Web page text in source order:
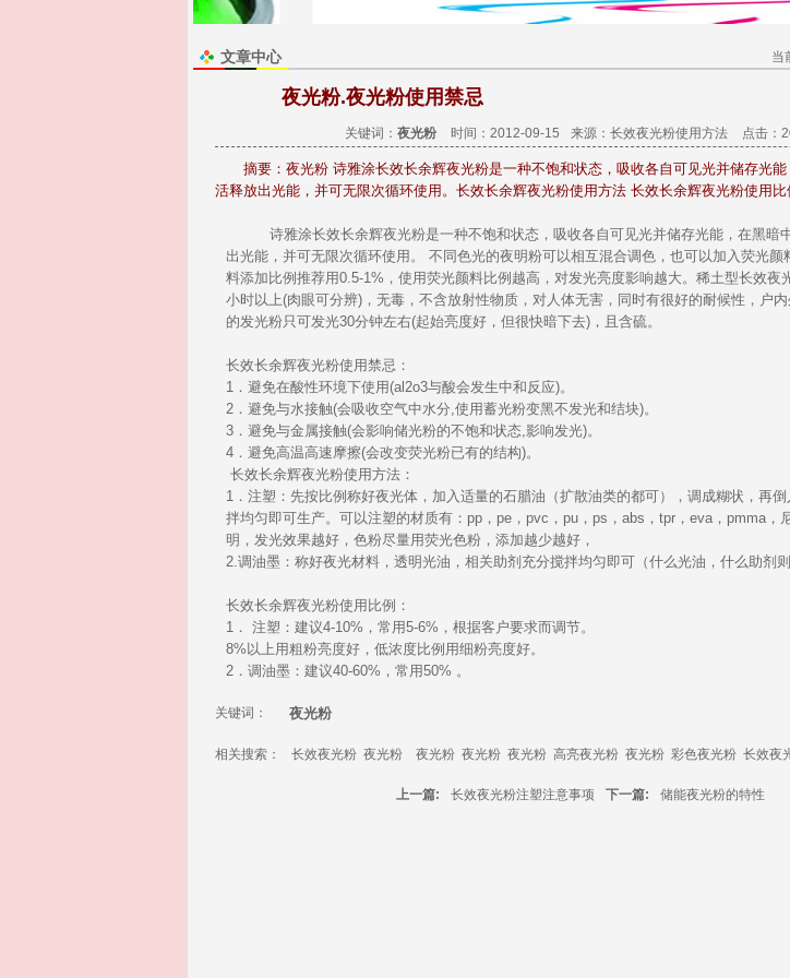
文章中心 当
夜光粉.夜光粉使用禁忌
关键词： 夜光粉 时间：2012-09-15 来源： 长效夜光粉使用方法 点击：
摘要： 夜光粉 诗雅涂长效长余辉夜光粉是一种不饱和状态，吸收各自可见光并储存光
活释放出光能，并可无限次循环使用。长效长余辉夜光粉使用方法 长效长余辉夜光粉使用比
诗雅涂长效长余辉夜光粉是一种不饱和状态，吸收各自可见光并储存光能，在黑暗
出光能，并可无限次循环使用。 不同色光的夜明粉可以相互混合调色，也可以加入荧光颜
料添加比例推荐用0.5-1%，使用荧光颜料比例越高，对发光亮度影响越大。稀土型长效夜
小时以上(肉眼可分辨)，无毒，不含放射性物质，对人体无害 ，同时有很好的耐候性，户
的发光粉只可发光30分钟左右(起始亮度好，但很快暗下去)，且含硫。
长效长余辉夜光粉使用禁忌 ：
1．避免在酸性环境下使用(al2o3与酸会发生中和反应)。
2．避免与水接触(会吸收空气中水分,使用蓄光粉变黑不发光和结块)。
3．避免与金属接触(会影响储光粉的不饱和状态,影响发光)。
4．避免高温高速摩擦(会改变荧光粉已有的结构)。
长效长余辉夜光粉使用方法 ：
1．注塑：先按比例称好夜光体，加入适量的石腊油（扩散油类的都可），调成糊状，再
拌均匀即可生产。可以注塑的材质有：pp，pe，pvc，pu，ps，abs，tpr，eva，pmma，
明，发光效果越好，色粉尽量用荧光色粉，添加越少越好，
2.调油墨：称好夜光材料 ，透明光油，相关助剂充分搅拌均匀即可（什么光油，什么助剂则
长效长余辉夜光粉使用比例：
1． 注塑：建议4-10%，常用5-6%，根据客户要求而调节。
8%以上用粗粉亮度好，低浓度比例用细粉亮度好。
2．调油墨：建议40-60%，常用50% 。
关键词： 夜光粉
相关搜索： 长效夜光粉 夜光粉 夜光粉 夜光粉 夜光粉 高亮夜光粉 夜光粉 彩色夜光粉 长效夜
上一篇: 长效夜光粉注塑注意事项 下一篇: 储能夜光粉的特性